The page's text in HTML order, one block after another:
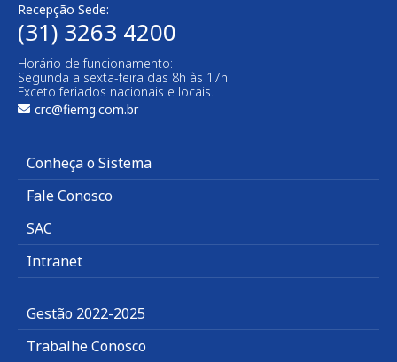
Recepção Sede:
(31) 3263 4200
Horário de funcionamento:
Segunda a sexta-feira das 8h às 17h
Exceto feriados nacionais e locais.
crc@fiemg.com.br
Conheça o Sistema
Fale Conosco
SAC
Intranet
Gestão 2022-2025
Trabalhe Conosco